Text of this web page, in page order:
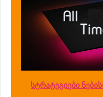
სტრატეგიები